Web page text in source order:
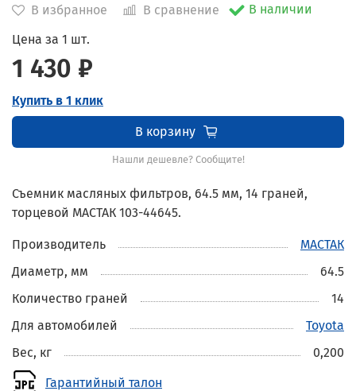
В избранное В сравнение
В наличии
Цена за 1 шт.
1 430 ₽
Купить в 1 клик
В корзину
Нашли дешевле? Сообщите!
Съемник масляных фильтров, 64.5 мм, 14 граней,
торцевой МАСТАК 103-44645.
Производитель
МАСТАК
Диаметр, мм
64.5
Количество граней
14
Для автомобилей
Toyota
Вес, кг
0,200
Гарантийный талон